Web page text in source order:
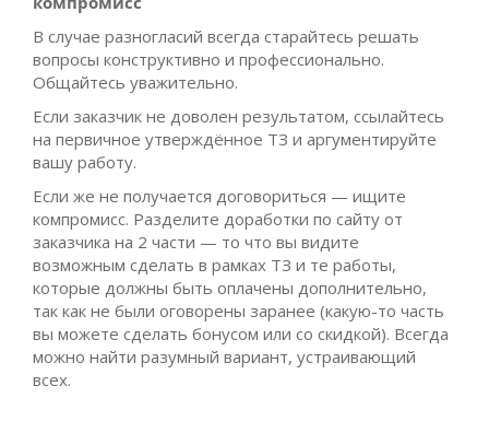
В случае разногласий всегда старайтесь решать
вопросы конструктивно и профессионально.
Общайтесь уважительно.
Если заказчик не доволен результатом, ссылайтесь
на первичное утверждённое ТЗ и аргументируйте
вашу работу.
Если же не получается договориться — ищите
компромисс. Разделите доработки по сайту от
заказчика на 2 части — то что вы видите
возможным сделать в рамках ТЗ и те работы,
которые должны быть оплачены дополнительно,
так как не были оговорены заранее (какую-то часть
вы можете сделать бонусом или со скидкой). Всегда
можно найти разумный вариант, устраивающий
всех.